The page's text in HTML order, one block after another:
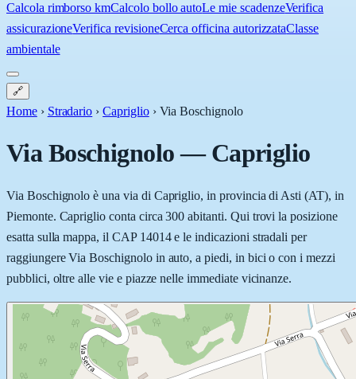
Calcola rimborso kmCalcolo bollo autoLe mie scadenzeVerifica
assicurazioneVerifica revisioneCerca officina autorizzataClasse
ambientale
🔗
Home › Stradario › Capriglio › Via Boschignolo
Via Boschignolo—Capriglio
Via Boschignolo è una via di Capriglio, in provincia di Asti (AT), in
Piemonte. Capriglio conta circa 300 abitanti. Qui trovi la posizione
esatta sulla mappa, il CAP 14014 e le indicazioni stradali per
raggiungere Via Boschignolo in auto, a piedi, in bici o con i mezzi
pubblici, oltre alle vie e piazze nelle immediate vicinanze.